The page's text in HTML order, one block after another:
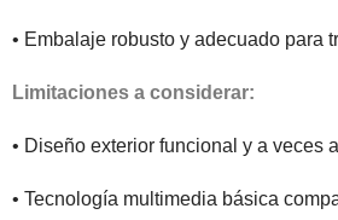
• Embalaje robusto y adecuado para
Limitaciones a considerar:
• Diseño exterior funcional y a veces
• Tecnología multimedia básica